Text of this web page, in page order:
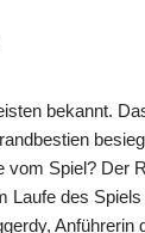
bekannt.
vom Spiel? Der
Laufe des
Anführerin